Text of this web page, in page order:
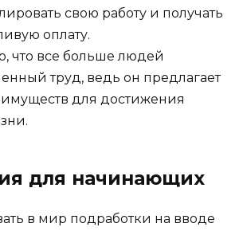
свою работу и получать
оплату.
что все больше людей
труд, ведь он предлагает
для достижения
для начинающих
в мир подработки на вводе